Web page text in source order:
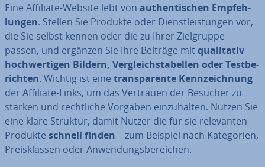
Eine Affiliate-Website lebt von au­then­ti­schen Emp­feh­
lun­gen. Stellen Sie Produkte oder Dienst­leis­tun­gen vor,
die Sie selbst kennen oder die zu Ihrer Ziel­grup­pe
passen, und ergänzen Sie Ihre Beiträge mitqua­li­ta­tiv
hoch­wer­ti­gen Bildern, Ver­gleichs­ta­bel­len oder Test­be­
rich­ten. Wichtig ist eine trans­pa­ren­te Kenn­zeich­nung
der Affiliate-Links, um das Vertrauen der Besucher zu
stärken und recht­li­che Vorgaben ein­zu­hal­ten. Nutzen Sie
eine klare Struktur, damit Nutzer die für sie re­le­van­ten
Produkte schnell finden – zum Beispiel nach Ka­te­go­rien,
Preis­klas­sen oder An­wen­dungs­be­rei­chen.